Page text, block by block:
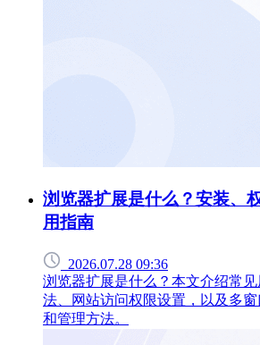
浏览器扩展是什么？安装、
用指南
2026.07.28 09:36
浏览器扩展是什么？本文介绍常见
法、网站访问权限设置，以及多
和管理方法。